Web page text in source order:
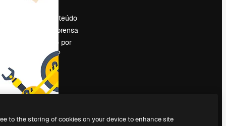
Slidesgo
Vender conteúdo
Sala de imprensa
Procurando por
magnific.ai?
to the storing of cookies on your device to enhance site